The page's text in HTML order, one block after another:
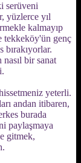
serüveni
yüzlerce yıl
kalmayıp
tekkeköy'ün genç
bırakıyorlar.
nasıl bir sanat
yeterli.
andan itibaren,
burada
paylaşmaya
gitmek,